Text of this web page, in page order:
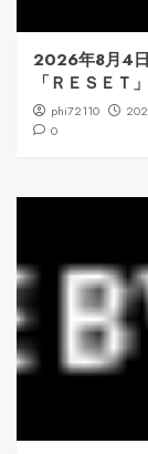
2026年8月4日
「ＲＥＳＥＴ
phi72110
0